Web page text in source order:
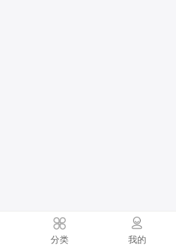
分类 我的